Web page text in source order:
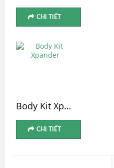
CHI TIẾT
Body Kit Xpander
CHI TIẾT